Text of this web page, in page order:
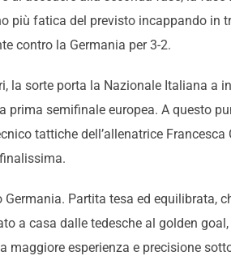
più fatica del previsto incappando in
contro la Germania per 3-2.
la sorte porta la Nazionale Italiana a
prima semifinale europea. A questo
tattiche dell’allenatrice Francesca
Germania. Partita tesa ed equilibrata,
a casa dalle tedesche al golden
maggiore esperienza e precisione